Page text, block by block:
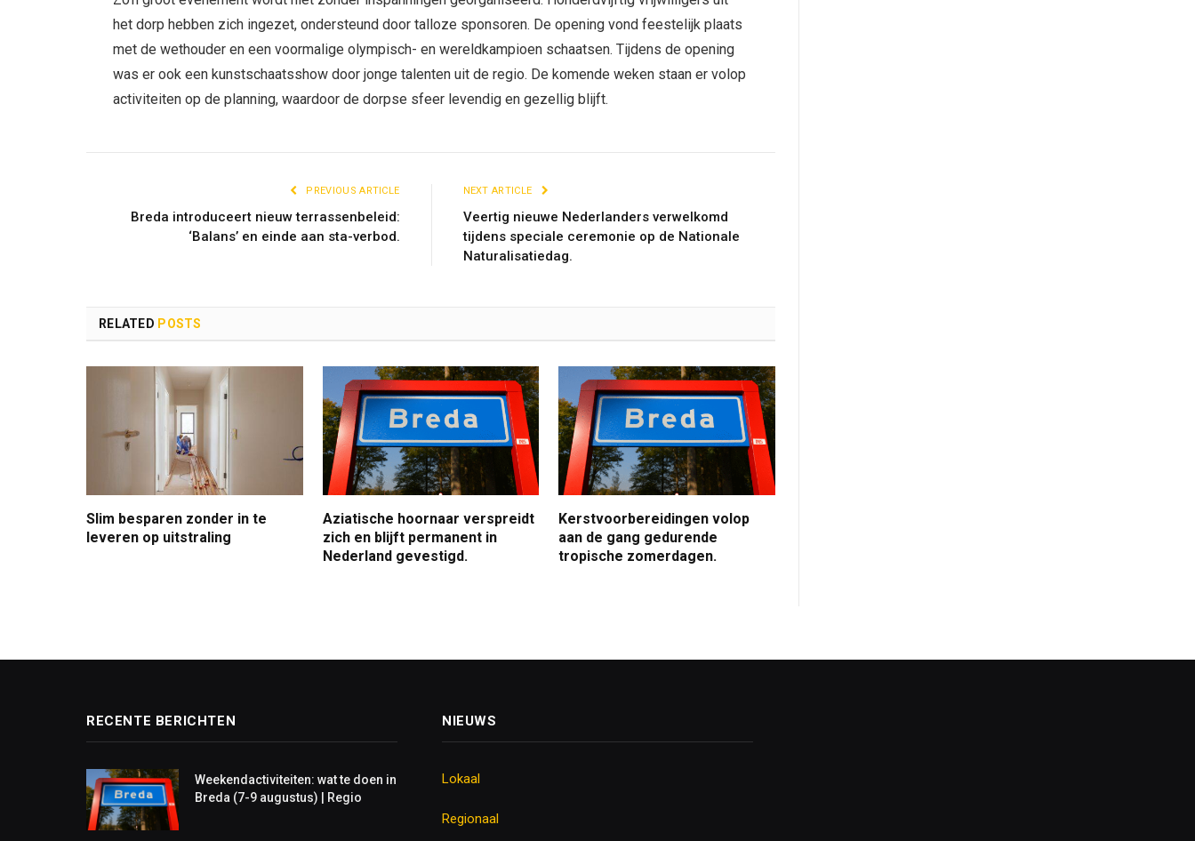
het dorp hebben zich ingezet, ondersteund door talloze sponsoren. De opening vond feestelijk plaats
met de wethouder en een voormalige olympisch- en wereldkampioen schaatsen. Tijdens de opening
was er ook een kunstschaatsshow door jonge talenten uit de regio. De komende weken staan er volop
activiteiten op de planning, waardoor de dorpse sfeer levendig en gezellig blijft.
PREVIOUS ARTICLE
Breda introduceert nieuw terrassenbeleid:
‘Balans’ en einde aan sta-verbod.
NEXT ARTICLE
Veertig nieuwe Nederlanders verwelkomd
tijdens speciale ceremonie op de Nationale
Naturalisatiedag.
RELATED POSTS
Slim besparen zonder in te
leveren op uitstraling
Aziatische hoornaar verspreidt
zich en blijft permanent in
Nederland gevestigd.
Kerstvoorbereidingen volop
aan de gang gedurende
tropische zomerdagen.
RECENTE BERICHTEN
Weekendactiviteiten: wat te doen in
Breda (7-9 augustus) | Regio
NIEUWS
Lokaal
Regionaal